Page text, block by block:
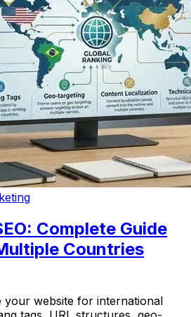
Complete Guide
Countries
your website for international